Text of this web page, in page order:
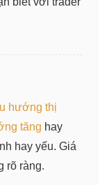
hướng thị
tăng hay
hay yếu. Giá
rõ ràng.